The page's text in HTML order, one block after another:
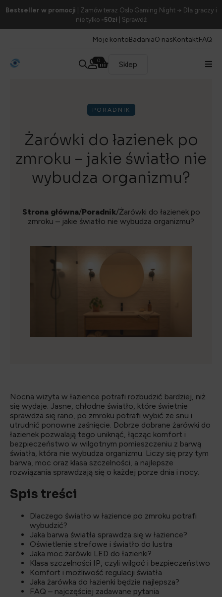
Bestseller w promocji | Zamów teraz Oslo Gaming Night → Dla graczy i
nie tylko -50zł| Sprawdź
Moje kontoBadaniaO nasKontaktFAQ
0 Sklep
PORADNIK
Żarówki do łazienek po
zmroku – jakie światło nie
wybudza organizmu?
Strona główna/Poradnik/Żarówki do łazienek po
zmroku – jakie światło nie wybudza organizmu?
Nocna wizyta w łazience potrafi rozbudzić bardziej, niż
się wydaje. Jasne, chłodne światło, które świetnie
sprawdza się rano, po zmroku potrafi wybić ze snu i
utrudnić ponowne zaśnięcie. Dobrze dobrane żarówki do
łazienek pozwalają tego uniknąć, łącząc komfort i
bezpieczeństwo w wilgotnym pomieszczeniu z barwą
światła, która nie wybudza organizmu. Liczy się przy tym
barwa, moc oraz klasa szczelności, a najlepsze
rozwiązania sprawdzają się o każdej porze dnia i nocy.
Spis treści
Dlaczego światło w łazience po zmroku potrafi
wybudzić?
Jaka barwa światła sprawdza się w łazience?
Oświetlenie strefowe i światło do lustra
Jaka moc żarówki LED do łazienki?
Klasa szczelności IP, czyli wilgoć i bezpieczeństwo
Komfort i możliwość regulacji światła
Jaka żarówka do łazienki będzie najlepsza?
FAQ – najczęściej zadawane pytania